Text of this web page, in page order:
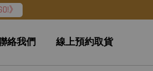
》
絡我們 線上預約取貨